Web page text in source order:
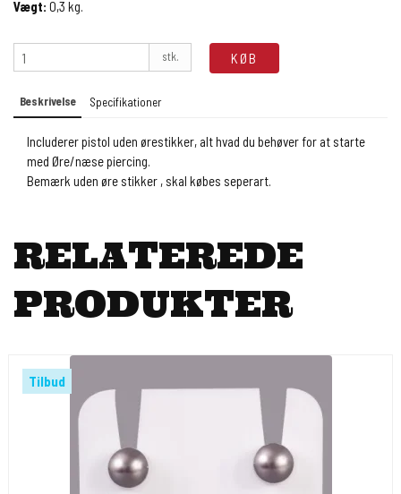
Vægt: 0,3 kg.
stk. KØB
Beskrivelse Specifikationer
Includerer pistol uden ørestikker, alt hvad du behøver for at starte
med Øre/næse piercing.
Bemærk uden øre stikker , skal købes seperart.
RELATEREDE
PRODUKTER
Tilbud